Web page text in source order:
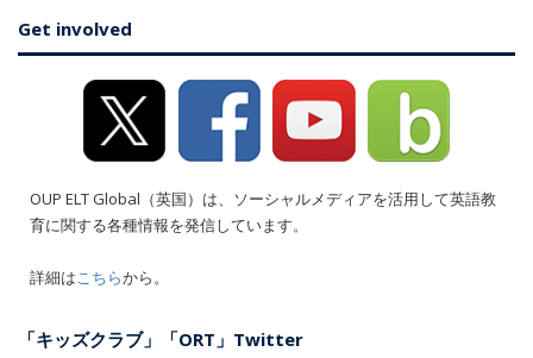
Get involved
OUP ELT Global（英国）は、ソーシャルメディアを活用して英語教
育に関する各種情報を発信しています。
詳細はこちらから。
「キッズクラブ」「ORT」Twitter